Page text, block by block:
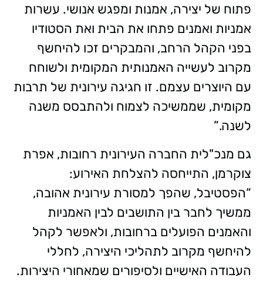
פתוח של יצירה, אמנות ומפגש אנושי. עשרות
אמניות ואמנים פתחו את הבית ואת הסטודיו
בפני הקהל הרחב, והמבקרים זכו להיחשף
מקרוב לעשייה האמנותית המקומית ולשוחח
עם היוצרים עצמם. זו חגיגה עירונית של תרבות
מקומית, שממשיכה לצמוח ולהתבסס משנה
לשנה.”
גם מנכ"לית החברה העירונית רחובות, אפרת
צוקרמן, התייחסה להצלחת האירוע:
“הפסטיבל, שהפך למסורת עירונית אהובה,
ממשיך לחבר בין התושבים לבין האמניות
והאמנים הפועלים ברחובות, ולאפשר לקהל
להיחשף מקרוב לתהליכי היצירה, לחללי
העבודה האישיים ולסיפורים שמאחורי היצירות.